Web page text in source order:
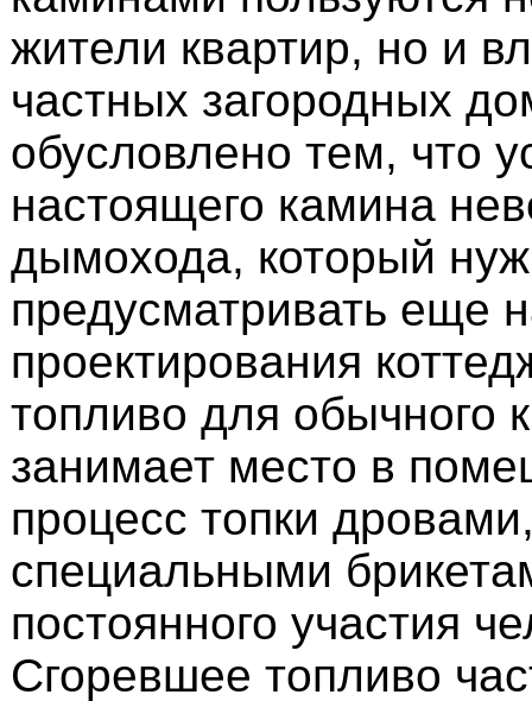
жители квартир, но и
частных загородных
обусловлено тем, что
настоящего камина
дымохода, который
предусматривать еще
проектирования
топливо для обычного
занимает место в
процесс топки
специальными
постоянного участия
Сгоревшее топливо